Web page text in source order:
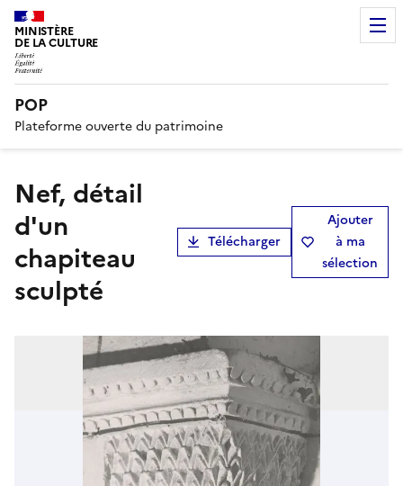
MINISTÈRE
DE LA CULTURE
POP
Plateforme ouverte du patrimoine
nef, détail
d'un
chapiteau
sculpté
Télécharger
Ajouter
à ma
sélection